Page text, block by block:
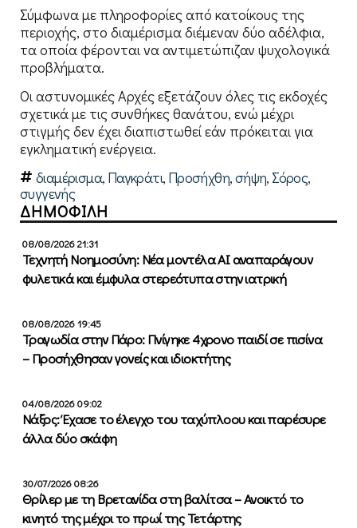
Σύμφωνα με πληροφορίες από κατοίκους της
περιοχής, στο διαμέρισμα διέμεναν δύο αδέλφια,
τα οποία φέρονται να αντιμετώπιζαν ψυχολογικά
προβλήματα.
Οι αστυνομικές Αρχές εξετάζουν όλες τις εκδοχές
σχετικά με τις συνθήκες θανάτου, ενώ μέχρι
στιγμής δεν έχει διαπιστωθεί εάν πρόκειται για
εγκληματική ενέργεια.
διαμέρισμα, Παγκράτι, Προσήχθη,σήψη, Σόρος,
συγγενής
ΔΗΜΟΦΙΛΗ
08/08/2026 21:31
Τεχνητή Νοημοσύνη: Νέα μοντέλα ΑΙ αναπαράγουν
φυλετικά και έμφυλα στερεότυπα στην ιατρική
08/08/2026 19:45
Τραγωδία στην Πάρο: Πνίγηκε 4χρονο παιδί σε πισίνα
– Προσήχθησαν γονείς και ιδιοκτήτης
04/08/2026 09:02
Νάξος: Έχασε το έλεγχο του ταχύπλοου και παρέσυρε
άλλα δύο σκάφη
30/07/2026 08:26
Θρίλερ με τη Βρετανίδα στη βαλίτσα – Ανοικτό το
κινητό της μέχρι το πρωί της Τετάρτης